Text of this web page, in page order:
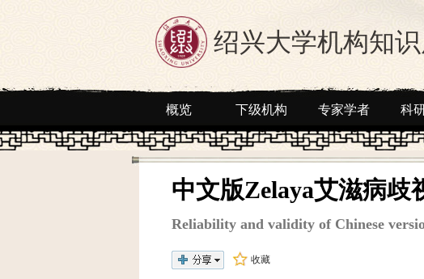
绍兴大学机构知
概览 下级机构 专家学者 科
中文版Zelaya艾滋病
Reliability and validity of Chinese
收藏